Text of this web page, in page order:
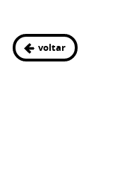
voltar